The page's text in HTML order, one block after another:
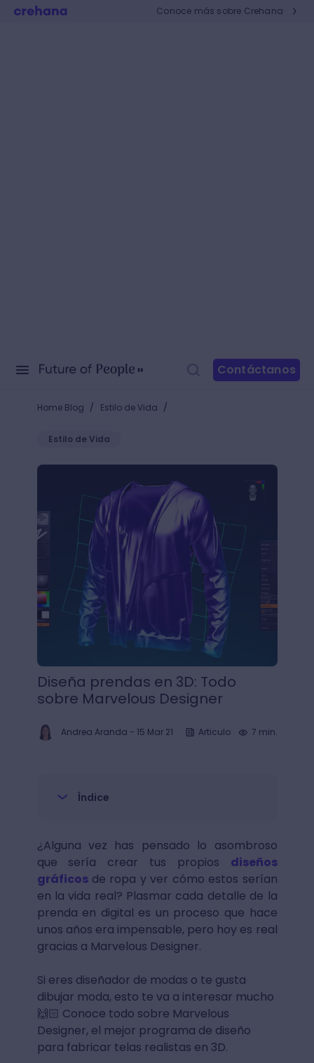
Conoce más sobre Crehana
Contáctanos
Home Blog / Estilo de Vida /
Estilo de Vida
Diseña prendas en 3D: Todo sobre Marvelous
Diseña prendas en 3D: Todo
sobre Marvelous Designer
Andrea Aranda - 15 Mar 21 Articulo 7 min.
Índice
¿Alguna vez has pensado lo asombroso
que sería crear tus propios diseños
gráficosde ropa y ver cómo estos serían
en la vida real? Plasmar cada detalle de la
prenda en digital es un proceso que hace
unos años era impensable, pero hoy es real
gracias a Marvelous Designer.
Si eres diseñador de modas o te gusta
dibujar moda, esto te va a interesar mucho
🙌🏻 Conoce todo sobre Marvelous
Designer, el mejor programa de diseño
para fabricar telas realistas en 3D.